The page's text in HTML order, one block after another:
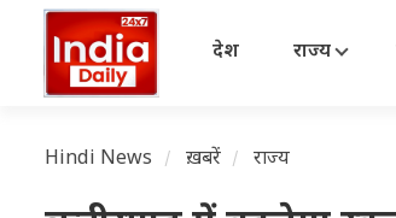
देश राज्य
Hindi News ख़बरें राज्य